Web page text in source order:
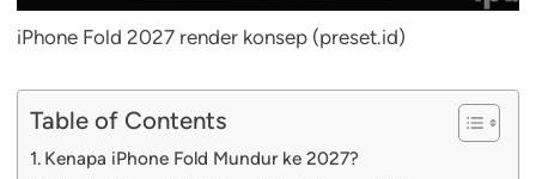
iPhone Fold 2027 render konsep (preset.id)
Table of Contents
Kenapa iPhone Fold Mundur ke 2027?